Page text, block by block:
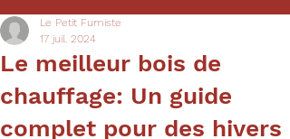
Le meilleur bois de
chauffage: Un guide
complet pour des hivers
Le Petit Fumiste
17 juil. 2024